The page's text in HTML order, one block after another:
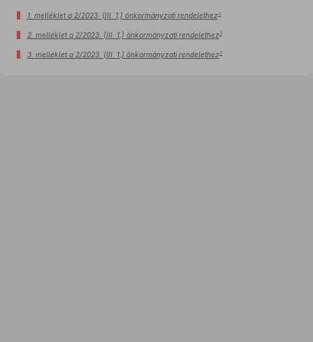
1. melléklet a 2/2023. (III. 1.) önkormányzati rendelethez4
2. melléklet a 2/2023. (III. 1.) önkormányzati rendelethez5
3. melléklet a 2/2023. (III. 1.) önkormányzati rendelethez6